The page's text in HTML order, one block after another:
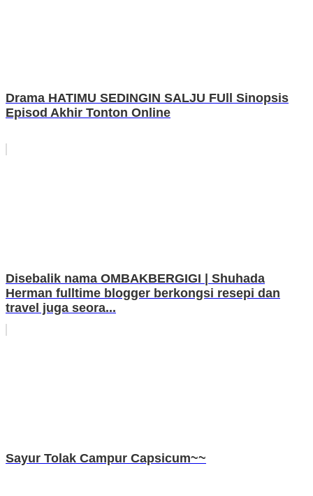
Drama HATIMU SEDINGIN SALJU FUll Sinopsis
Episod Akhir Tonton Online
Disebalik nama OMBAKBERGIGI | Shuhada
Herman fulltime blogger berkongsi resepi dan
travel juga seora...
Sayur Tolak Campur Capsicum~~